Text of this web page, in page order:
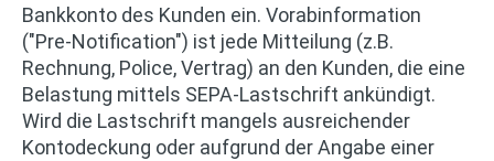
Bankkonto des Kunden ein. Vorabinformation
("Pre-Notification") ist jede Mitteilung (z.B.
Rechnung, Police, Vertrag) an den Kunden, die eine
Belastung mittels SEPA-Lastschrift ankündigt.
Wird die Lastschrift mangels ausreichender
Kontodeckung oder aufgrund der Angabe einer